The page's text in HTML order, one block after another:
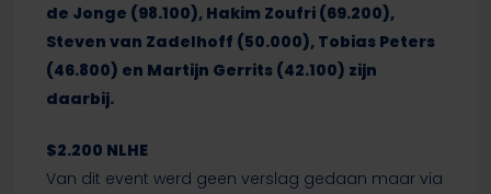
de Jonge (98.100), Hakim Zoufri (69.200),
Steven van Zadelhoff (50.000), Tobias Peters
(46.800) en Martijn Gerrits (42.100) zijn
daarbij.
$2.200 NLHE
Van dit event werd geen verslag gedaan maar via